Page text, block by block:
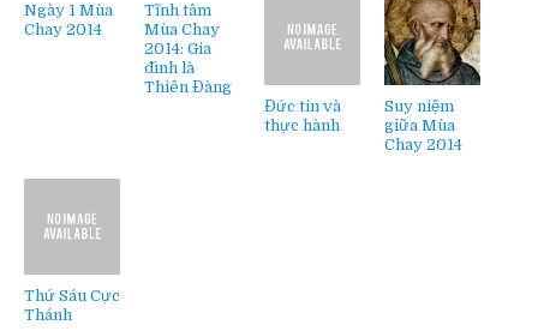
Ngày 1 Mùa
Chay 2014
Tĩnh tâm
Mùa Chay
2014: Gia
đình là
Thiên Đàng
Đức tin và
thực hành
Suy niệm
giữa Mùa
Chay 2014
Thứ Sáu Cực
Thánh